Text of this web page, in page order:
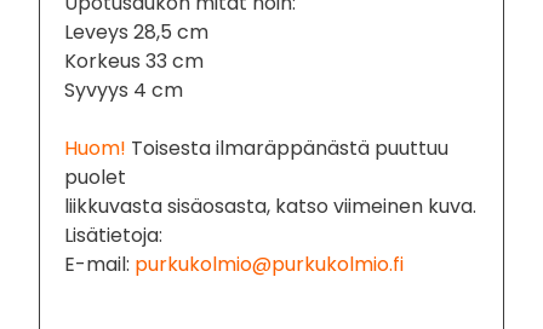
Leveys 28,5 cm
Korkeus 33 cm
Syvyys 4 cm
Huom! Toisesta ilmaräppänästä puuttuu
puolet
liikkuvasta sisäosasta, katso viimeinen kuva.
Lisätietoja:
E-mail: purkukolmio@purkukolmio.fi